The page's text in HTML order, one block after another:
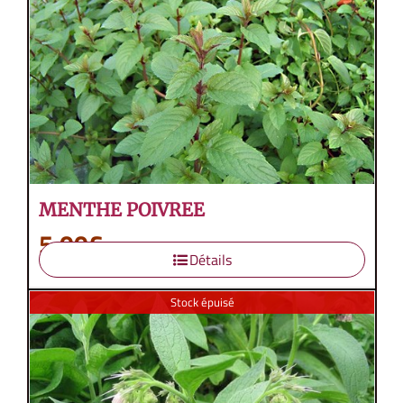
MENTHE POIVREE
5,00€ Détails
Stock épuisé